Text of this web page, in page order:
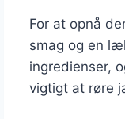
For at opnå
smag og en
ingredienser,
vigtigt at røre